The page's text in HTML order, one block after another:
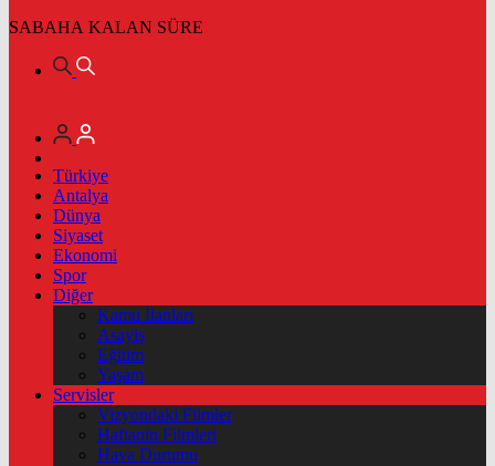
SABAHA KALAN SÜRE
Türkiye
Antalya
Dünya
Siyaset
Ekonomi
Spor
Diğer
Kamu İlanları
Asayiş
Eğitim
Yaşam
Servisler
Vizyondaki Filmler
Haftanin Filmleri
Hava Durumu